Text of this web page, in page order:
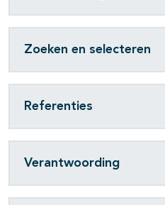
Zoeken en selecteren
Referenties
Verantwoording